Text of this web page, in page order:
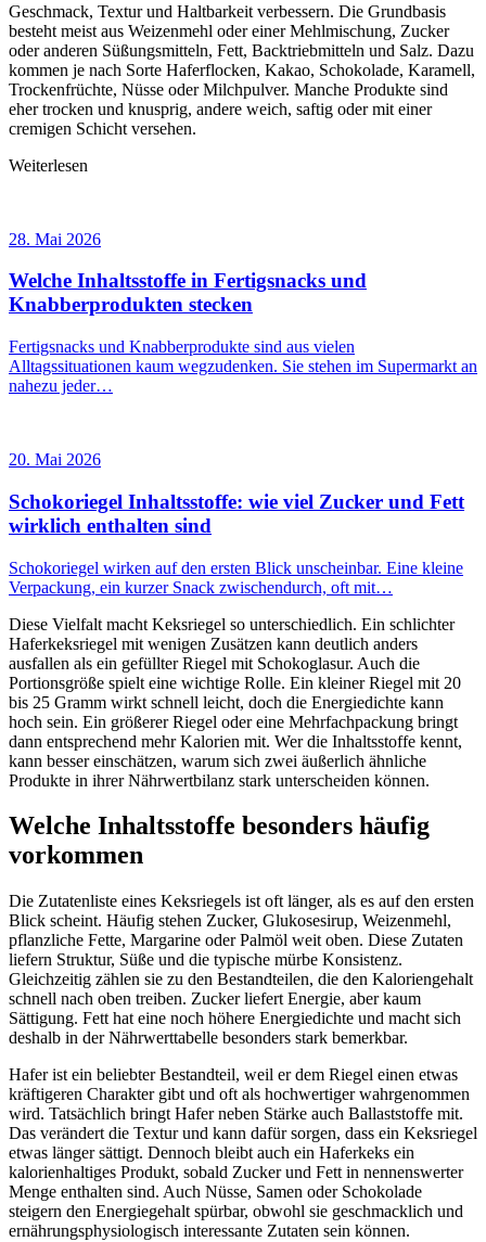
Geschmack, Textur und Haltbarkeit verbessern. Die Grundbasis
besteht meist aus Weizenmehl oder einer Mehlmischung, Zucker
oder anderen Süßungsmitteln, Fett, Backtriebmitteln und Salz. Dazu
kommen je nach Sorte Haferflocken, Kakao, Schokolade, Karamell,
Trockenfrüchte, Nüsse oder Milchpulver. Manche Produkte sind
eher trocken und knusprig, andere weich, saftig oder mit einer
cremigen Schicht versehen.
Weiterlesen
28. Mai 2026
Welche Inhaltsstoffe in Fertigsnacks und
Knabberprodukten stecken
Fertigsnacks und Knabberprodukte sind aus vielen
Alltagssituationen kaum wegzudenken. Sie stehen im Supermarkt an
nahezu jeder…
20. Mai 2026
Schokoriegel Inhaltsstoffe: wie viel Zucker und Fett
wirklich enthalten sind
Schokoriegel wirken auf den ersten Blick unscheinbar. Eine kleine
Verpackung, ein kurzer Snack zwischendurch, oft mit…
Diese Vielfalt macht Keksriegel so unterschiedlich. Ein schlichter
Haferkeksriegel mit wenigen Zusätzen kann deutlich anders
ausfallen als ein gefüllter Riegel mit Schokoglasur. Auch die
Portionsgröße spielt eine wichtige Rolle. Ein kleiner Riegel mit 20
bis 25 Gramm wirkt schnell leicht, doch die Energiedichte kann
hoch sein. Ein größerer Riegel oder eine Mehrfachpackung bringt
dann entsprechend mehr Kalorien mit. Wer die Inhaltsstoffe kennt,
kann besser einschätzen, warum sich zwei äußerlich ähnliche
Produkte in ihrer Nährwertbilanz stark unterscheiden können.
Welche Inhaltsstoffe besonders häufig
vorkommen
Die Zutatenliste eines Keksriegels ist oft länger, als es auf den ersten
Blick scheint. Häufig stehen Zucker, Glukosesirup, Weizenmehl,
pflanzliche Fette, Margarine oder Palmöl weit oben. Diese Zutaten
liefern Struktur, Süße und die typische mürbe Konsistenz.
Gleichzeitig zählen sie zu den Bestandteilen, die den Kaloriengehalt
schnell nach oben treiben. Zucker liefert Energie, aber kaum
Sättigung. Fett hat eine noch höhere Energiedichte und macht sich
deshalb in der Nährwerttabelle besonders stark bemerkbar.
Hafer ist ein beliebter Bestandteil, weil er dem Riegel einen etwas
kräftigeren Charakter gibt und oft als hochwertiger wahrgenommen
wird. Tatsächlich bringt Hafer neben Stärke auch Ballaststoffe mit.
Das verändert die Textur und kann dafür sorgen, dass ein Keksriegel
etwas länger sättigt. Dennoch bleibt auch ein Haferkeks ein
kalorienhaltiges Produkt, sobald Zucker und Fett in nennenswerter
Menge enthalten sind. Auch Nüsse, Samen oder Schokolade
steigern den Energiegehalt spürbar, obwohl sie geschmacklich und
ernährungsphysiologisch interessante Zutaten sein können.